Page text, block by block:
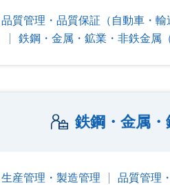
品質管理・品質保証（自動車・
鉄鋼・金属・鉱業・非鉄金属
鉄鋼・金属
生産管理・製造管理 品質管理